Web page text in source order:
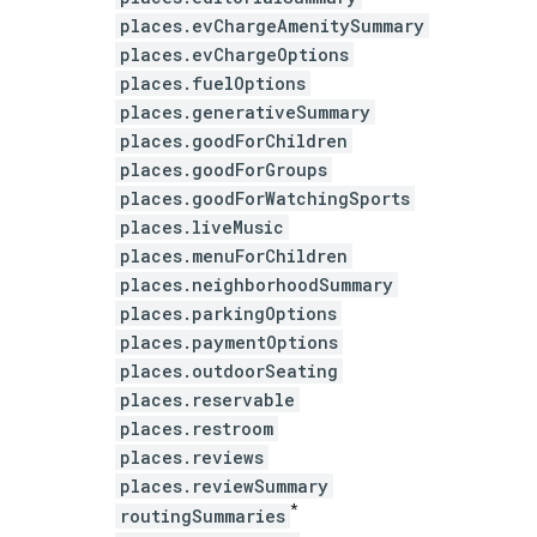
places.evChargeAmenitySummary
places.evChargeOptions
places.fuelOptions
places.generativeSummary
places.goodForChildren
places.goodForGroups
places.goodForWatchingSports
places.liveMusic
places.menuForChildren
places.neighborhoodSummary
places.parkingOptions
places.paymentOptions
places.outdoorSeating
places.reservable
places.restroom
places.reviews
places.reviewSummary
routingSummaries *